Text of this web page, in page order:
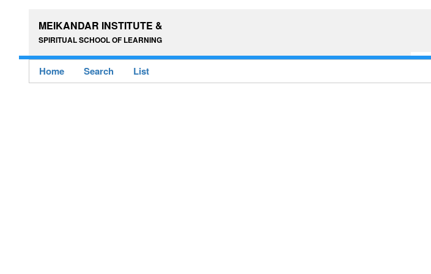
MEIKANDAR INSTITUTE &
SPIRITUAL SCHOOL OF LEARNING
Home Search List